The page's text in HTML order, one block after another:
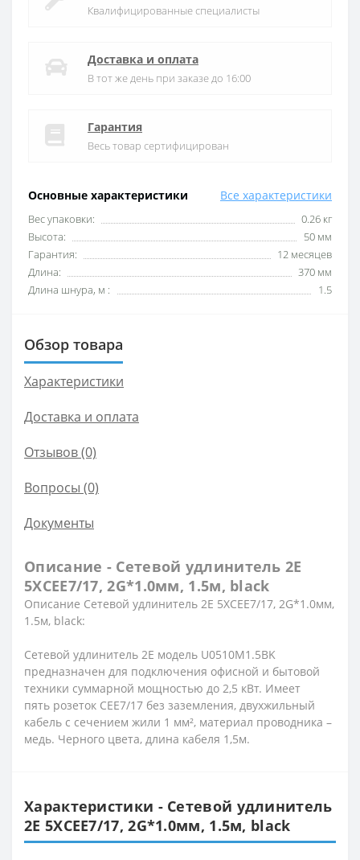
Основные характеристики Все характеристики
Вес упаковки:
0.26 кг
Высота:
50 мм
Гарантия:
12 месяцев
Длина:
370 мм
Длина шнура, м :
1.5
Квалифицированные специалисты
Доставка и оплата
В тот же день при заказе до 16:00
Гарантия
Весь товар сертифицирован
Обзор товара
Характеристики
Доставка и оплата
Отзывов (0)
Вопросы (0)
Документы
Описание - Сетевой удлинитель 2E
5XCEE7/17, 2G*1.0мм, 1.5м, black
Описание Сетевой удлинитель 2E 5XCEE7/17, 2G*1.0мм,
1.5м, black:
Сетевой удлинитель 2E модель U0510M1.5BK
предназначен для подключения офисной и бытовой
техники суммарной мощностью до 2,5 кВт. Имеет
пять розеток CEE7/17 без заземления, двухжильный
кабель с сечением жили 1 мм², материал проводника –
медь. Черного цвета, длина кабеля 1,5м.
Характеристики - Сетевой удлинитель
2E 5XCEE7/17, 2G*1.0мм, 1.5м, black